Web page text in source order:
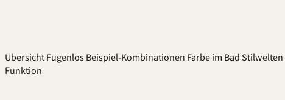
ÜbersichtFugenlosBeispiel-Kombinationen Farbe im BadStilwelten
Funktion